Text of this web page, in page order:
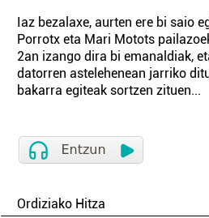
Iaz bezalaxe, aurten ere bi saio
Porrotx eta Mari Motots
2an izango dira bi emanaldiak,
datorren astelehenean jarriko
bakarra egiteak sortzen zituen...
Ordiziako Hitza